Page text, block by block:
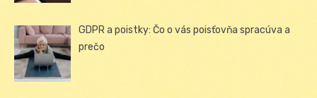
GDPR a poistky: Čo o vás poisťovňa spracúva a
prečo